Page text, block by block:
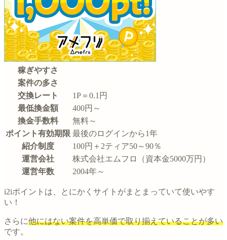
稼ぎやすさ
案件の多さ
交換レート
1P＝0.1円
最低換金額
400円～
換金手数料
無料～
ポイント有効期限 最後のログインから1年
紹介制度
100円＋2ティア50～90％
運営会社
株式会社エムフロ（資本金5000万円）
運営年数
2004年～
i2iポイントは、とにかくサイトがまとまっていて使いやす
い！
さらに他にはない案件を高単価で取り揃えていることが多い
です。